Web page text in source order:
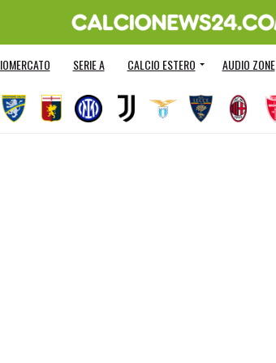
SERIE A CALCIO ESTERO AUDIO ZONE